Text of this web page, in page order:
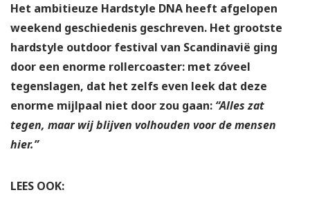
Het ambitieuze Hardstyle DNA heeft afgelopen
weekend geschiedenis geschreven. Het grootste
hardstyle outdoor festival van Scandinavië ging
door een enorme rollercoaster: met zóveel
tegenslagen, dat het zelfs even leek dat deze
enorme mijlpaal niet door zou gaan: “Alles zat
tegen, maar wij blijven volhouden voor de mensen
hier.”
LEES OOK: